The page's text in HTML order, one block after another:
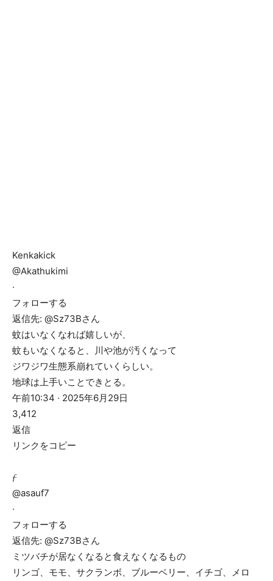
Kenkakick
@Akathukimi
·
フォローする
返信先: @Sz73Bさん
蚊はいなくなれば嬉しいが、
蚊もいなくなると、川や池が汚くなって
ジワジワ生態系崩れていくらしい。
地球は上手いことできとる。
午前10:34 · 2025年6月29日
3,412
返信
リンクをコピー
𝓯
@asauf7
·
フォローする
返信先: @Sz73Bさん
ミツバチが居なくなると食えなくなるもの
リンゴ、モモ、サクランボ、ブルーベリー、イチゴ、メロ